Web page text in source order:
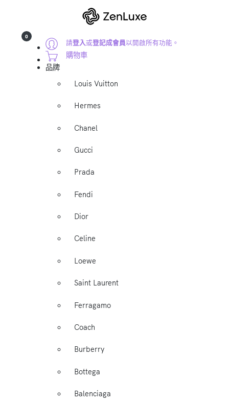
請登入或登記成會員以開啟所有功能。
0
購物車
品牌
Louis Vuitton
Hermes
Chanel
Gucci
Prada
Fendi
Dior
Celine
Loewe
Saint Laurent
Ferragamo
Coach
Burberry
Bottega
Balenciaga